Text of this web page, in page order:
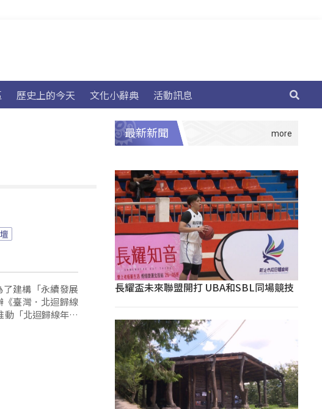
歷史上的今天 文化小辭典 活動訊息
建構「永續發展
臺灣．北迴歸線
「北迴歸線年」
最新新聞
長耀盃未來聯盟開打 UBA和SBL同場競技